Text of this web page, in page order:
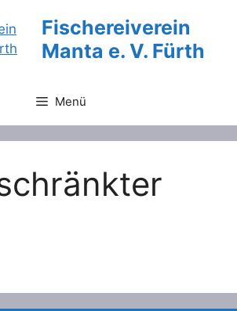
Fischereiverein
Manta e. V. Fürth
Menü